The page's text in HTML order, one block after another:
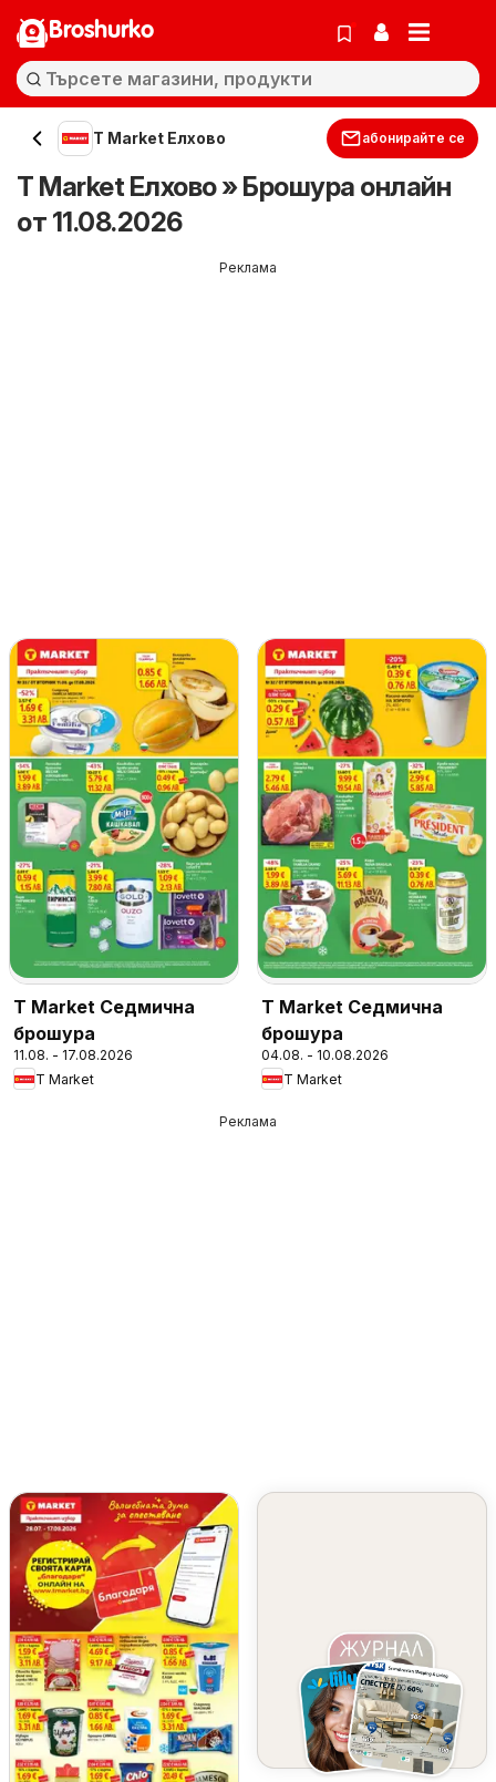
Broshurko
T Market Елхово абонирайте се
T Market Елхово » Брошура онлайн
от 11.08.2026
Реклама
T Market Седмична
брошура
11.08. - 17.08.2026
T Market
T Market Седмична
брошура
04.08. - 10.08.2026
T Market
Реклама